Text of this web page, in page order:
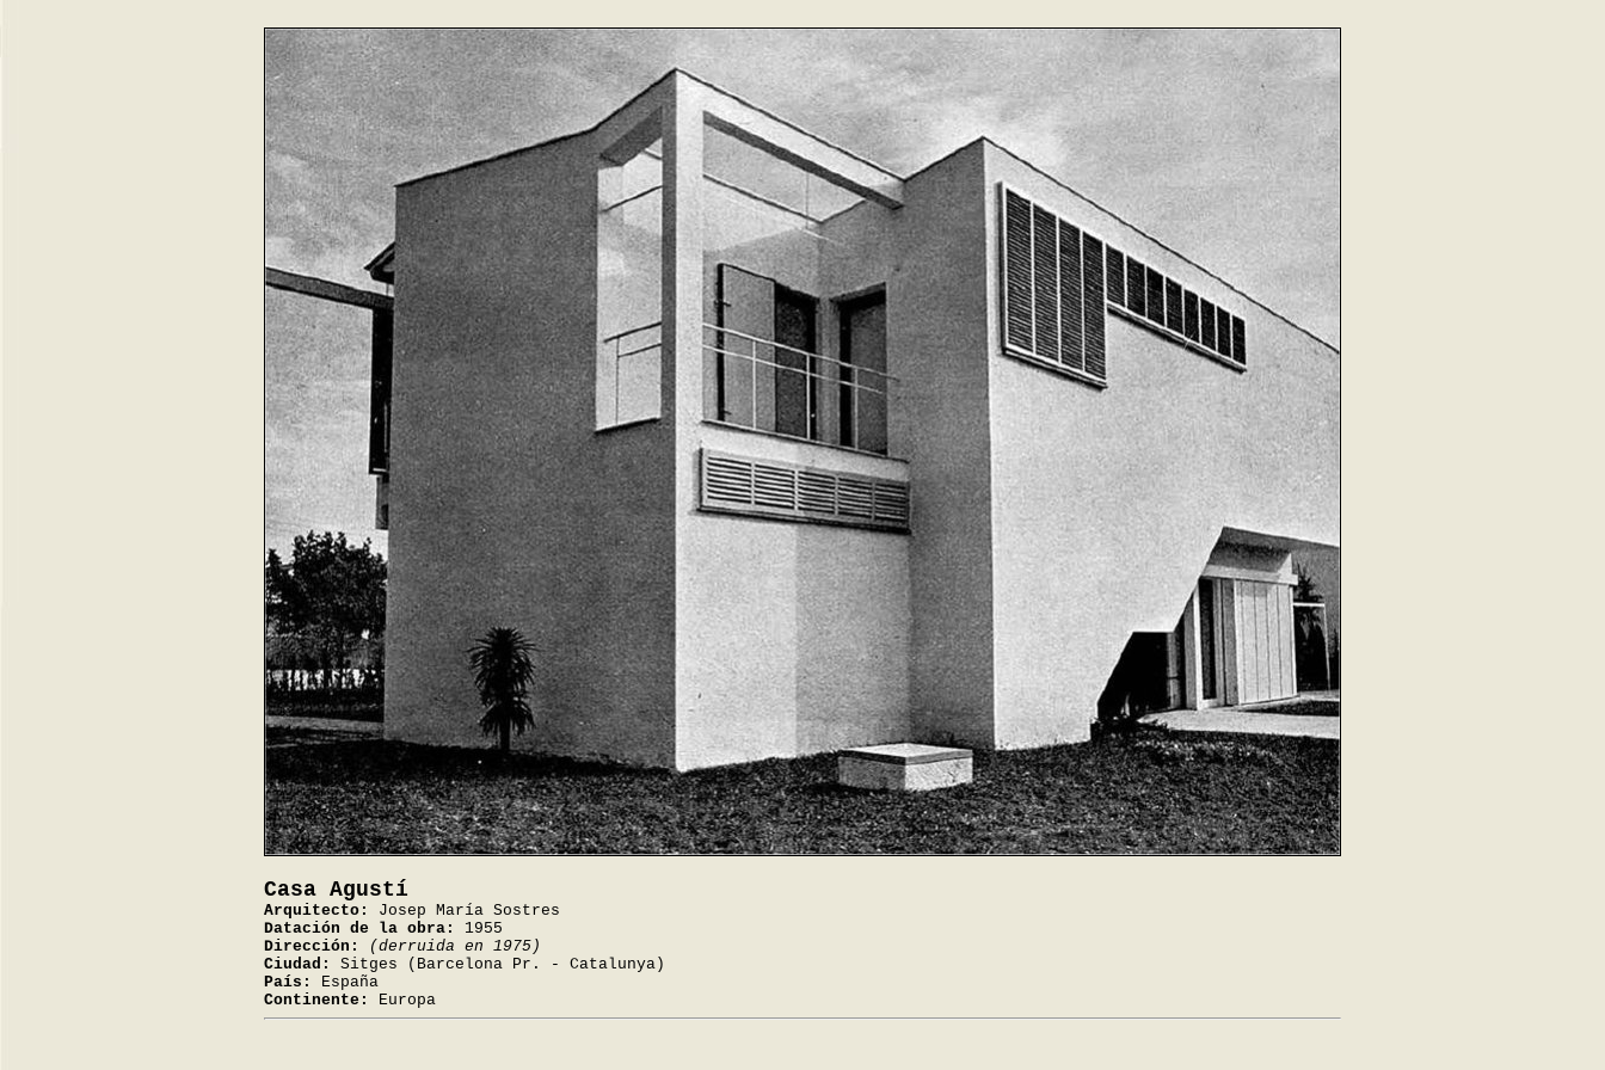
Casa Agustí
Arquitecto:
Josep María Sostres
Datación de la obra:
1955
Dirección:
(derruida en 1975)
Ciudad:
Sitges (Barcelona Pr. - Catalunya)
País:
España
Continente:
Europa